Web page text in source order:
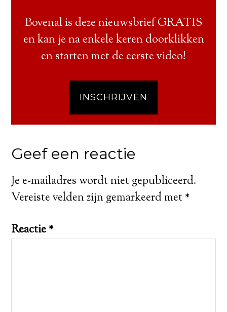
Bovenal is deze nieuwsbrief GRATIS
en kan je na enkele keren doorklikken
en starten met de eerste video!
INSCHRIJVEN
Geef een reactie
Je e-mailadres wordt niet gepubliceerd.
Vereiste velden zijn gemarkeerd met*
Reactie*